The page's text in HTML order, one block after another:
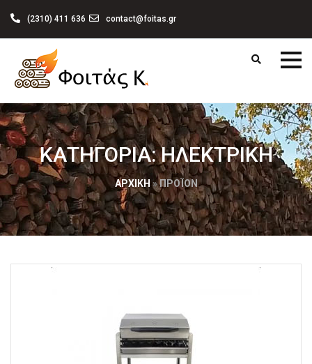
(2310) 411 636 contact@foitas.gr
ΚΑΤΗΓΟΡΊΑ:ΗΛΕΚΤΡΙΚΉ
ΑΡΧΙΚΉ »ΠΡΟΪΌΝ